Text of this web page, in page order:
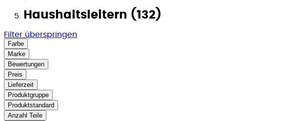
Haushaltsleitern (132)
Filter überspringen
Farbe
Marke
Bewertungen
Preis
Lieferzeit
Produktgruppe
Produktstandard
Anzahl Teile